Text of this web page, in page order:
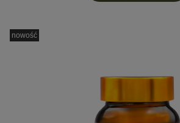
nowość